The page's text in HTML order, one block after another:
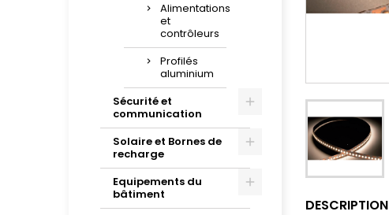
Alimentations
et
contrôleurs
Profilés
aluminium
Sécurité et
communication
Solaire et Bornes de
recharge
Equipements du
bâtiment
DESCRIPTION